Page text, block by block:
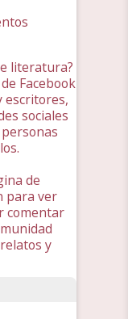
literatura?
Facebook
escritores,
sociales
de
para ver
comentar
y